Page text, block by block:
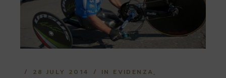
28 JULY 2014
IN EVIDENZA